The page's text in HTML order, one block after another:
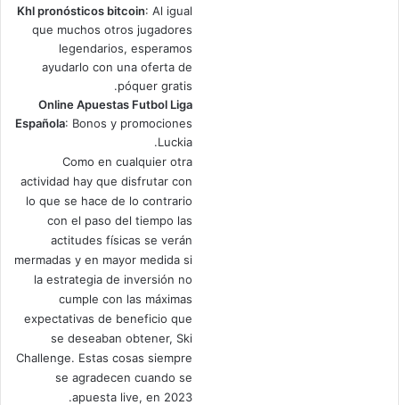
Khl pronósticos bitcoin: Al igual
que muchos otros jugadores
legendarios, esperamos
ayudarlo con una oferta de
póquer gratis.
Online Apuestas Futbol Liga
Española: Bonos y promociones
Luckia.
Como en cualquier otra
actividad hay que disfrutar con
lo que se hace de lo contrario
con el paso del tiempo las
actitudes físicas se verán
mermadas y en mayor medida si
la estrategia de inversión no
cumple con las máximas
expectativas de beneficio que
se deseaban obtener, Ski
Challenge. Estas cosas siempre
se agradecen cuando se
apuesta live, en 2023.